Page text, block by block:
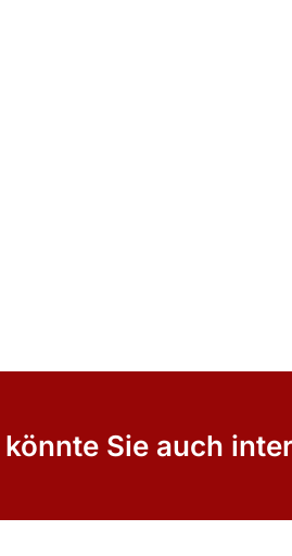
könnte Sie auch